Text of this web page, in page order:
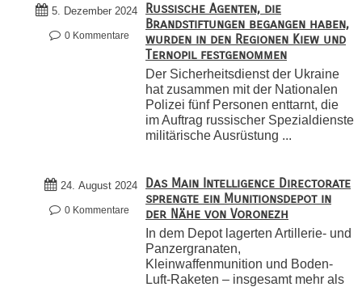
5. Dezember 2024
0 Kommentare
Russische Agenten, die
Brandstiftungen begangen haben,
wurden in den Regionen Kiew und
Ternopil festgenommen
Der Sicherheitsdienst der Ukraine
hat zusammen mit der Nationalen
Polizei fünf Personen enttarnt, die
im Auftrag russischer Spezialdienste
militärische Ausrüstung ...
24. August 2024
0 Kommentare
Das Main Intelligence Directorate
sprengte ein Munitionsdepot in
der Nähe von Voronezh
In dem Depot lagerten Artillerie- und
Panzergranaten,
Kleinwaffenmunition und Boden-
Luft-Raketen – insgesamt mehr als